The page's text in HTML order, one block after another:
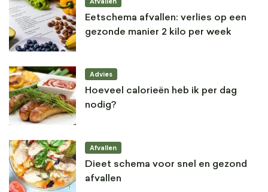
Eetschema afvallen: verlies op een
gezonde manier 2 kilo per week
Advies
Hoeveel calorieën heb ik per dag
nodig?
Afvallen
Dieet schema voor snel en gezond
afvallen